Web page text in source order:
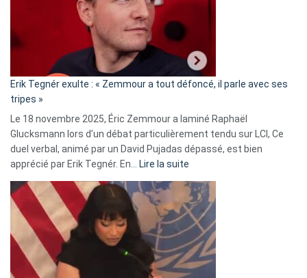
«
C’est
fake
news
»
Erik Tegnér exulte : « Zemmour a tout défoncé, il parle avec ses
tripes »
Le 18 novembre 2025, Éric Zemmour a laminé Raphaël
Glucksmann lors d’un débat particulièrement tendu sur LCI, Ce
duel verbal, animé par un David Pujadas dépassé, est bien
apprécié par Erik Tegnér. En…
Lire la suite
Tegnér
exulte
« Zemmour
a
tout